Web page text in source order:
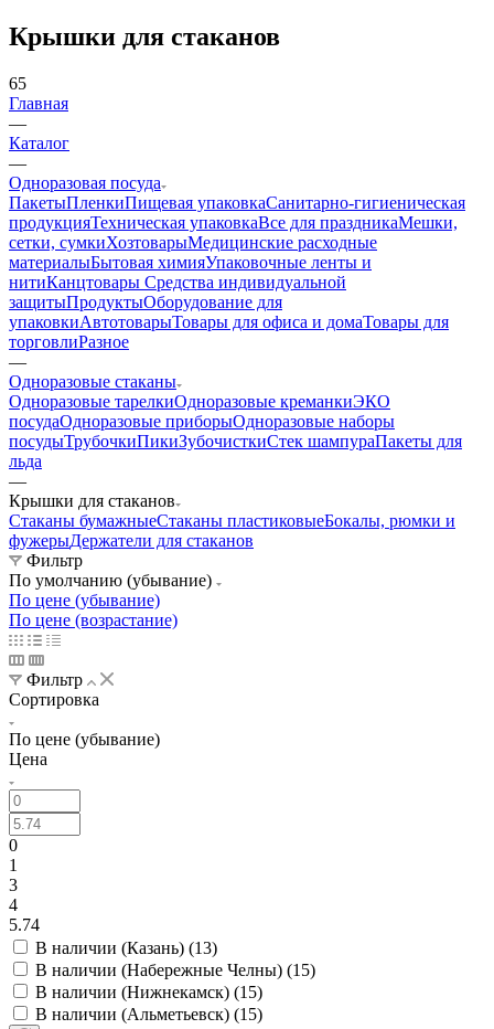
Крышки для стаканов
65
Главная
—
Каталог
—
Одноразовая посуда
ПакетыПленкиПищевая упаковкаСанитарно-гигиеническая
продукцияТехническая упаковкаВсе для праздникаМешки,
сетки, сумкиХозтоварыМедицинские расходные
материалыБытовая химияУпаковочные ленты и
нитиКанцтовары Средства индивидуальной
защитыПродуктыОборудование для
упаковкиАвтотоварыТовары для офиса и домаТовары для
торговлиРазное
—
Одноразовые стаканы
Одноразовые тарелкиОдноразовые креманкиЭКО
посудаОдноразовые приборыОдноразовые наборы
посудыТрубочкиПикиЗубочисткиСтек шампураПакеты для
льда
—
Крышки для стаканов
Стаканы бумажныеСтаканы пластиковыеБокалы, рюмки и
фужерыДержатели для стаканов
Фильтр
По умолчанию (убывание)
По цене (убывание)
По цене (возрастание)
Фильтр
Сортировка
По цене (убывание)
Цена
0
1
3
4
5.74
В наличии (Казань) (13)
В наличии (Набережные Челны) (15)
В наличии (Нижнекамск) (15)
В наличии (Альметьевск) (15)